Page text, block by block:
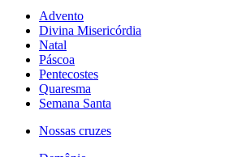
Advento
Divina Misericórdia
Natal
Páscoa
Pentecostes
Quaresma
Semana Santa
Nossas cruzes